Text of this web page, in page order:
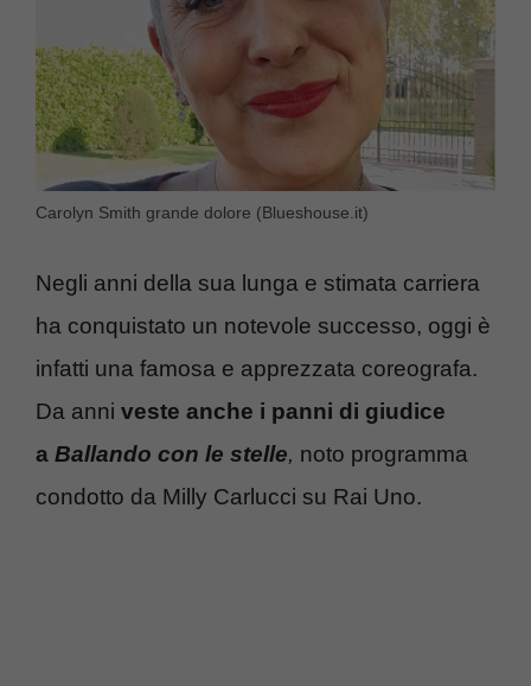
Carolyn Smith grande dolore (Blueshouse.it)
Negli anni della sua lunga e stimata carriera
ha conquistato un notevole successo, oggi è
infatti una famosa e apprezzata coreografa.
Da anni veste anche i panni di giudice
a Ballando con le stelle, noto programma
condotto da Milly Carlucci su Rai Uno.